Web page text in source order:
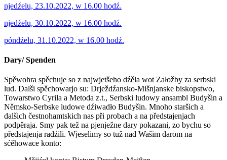
njedźelu, 23.10.2022, w 16.00 hodź.
njedźelu, 30.10.2022, w 16.00 hodź.
póndźelu, 31.10.2022, w 16.00 hodź.
Dary/ Spenden
Spěwohra spěchuje so z najwjetšeho dźěla wot Załožby za serbski
lud. Dalši spěchowarjo su: Drježdźansko-Mišnjanske biskopstwo,
Towarstwo Cyrila a Metoda z.t., Serbski ludowy ansambl Budyšin a
Němsko-Serbske ludowe dźiwadło Budyšin. Mnoho staršich a
dalšich čestnohamtskich nas při probach a na předstajenjach
podpěraja. Smy pak tež na pjenježne dary pokazani, zo bychu so
předstajenja radźili. Wjeselimy so tuž nad Wašim darom na
sćěhowace konto: